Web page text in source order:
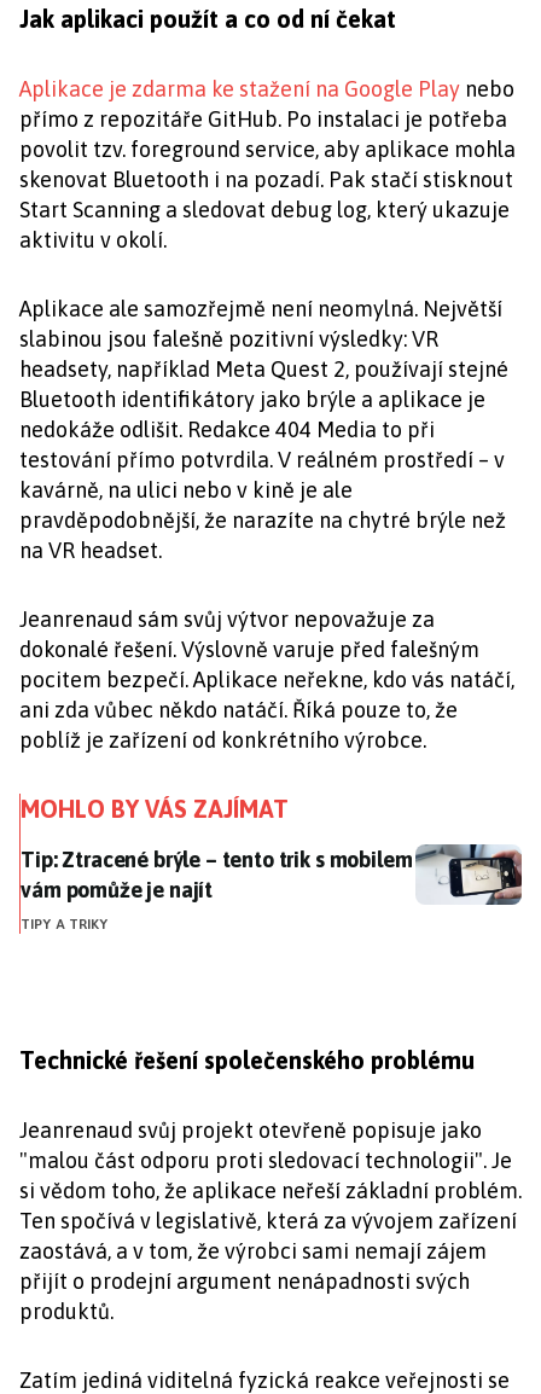
Jak aplikaci použít a co od ní čekat
Aplikace je zdarma ke stažení na Google Play nebo
přímo z repozitáře GitHub. Po instalaci je potřeba
povolit tzv. foreground service, aby aplikace mohla
skenovat Bluetooth i na pozadí. Pak stačí stisknout
Start Scanning a sledovat debug log, který ukazuje
aktivitu v okolí.
Aplikace ale samozřejmě není neomylná. Největší
slabinou jsou falešně pozitivní výsledky: VR
headsety, například Meta Quest 2, používají stejné
Bluetooth identifikátory jako brýle a aplikace je
nedokáže odlišit. Redakce 404 Media to při
testování přímo potvrdila. V reálném prostředí – v
kavárně, na ulici nebo v kině je ale
pravděpodobnější, že narazíte na chytré brýle než
na VR headset.
Jeanrenaud sám svůj výtvor nepovažuje za
dokonalé řešení. Výslovně varuje před falešným
pocitem bezpečí. Aplikace neřekne, kdo vás natáčí,
ani zda vůbec někdo natáčí. Říká pouze to, že
poblíž je zařízení od konkrétního výrobce.
MOHLO BY VÁS ZAJÍMAT
Tip: Ztracené brýle – tento trik s mobilem vám
Tip: Ztracené brýle – tento trik s mobilem
vám pomůže je najít
TIPY A TRIKY
Technické řešení společenského problému
Jeanrenaud svůj projekt otevřeně popisuje jako
"malou část odporu proti sledovací technologii". Je
si vědom toho, že aplikace neřeší základní problém.
Ten spočívá v legislativě, která za vývojem zařízení
zaostává, a v tom, že výrobci sami nemají zájem
přijít o prodejní argument nenápadnosti svých
produktů.
Zatím jediná viditelná fyzická reakce veřejnosti se